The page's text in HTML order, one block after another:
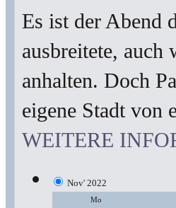
Es ist der Abend
ausbreitete, auch
anhalten. Doch
eigene Stadt von
WEITERE
Nov' 2022
Mo